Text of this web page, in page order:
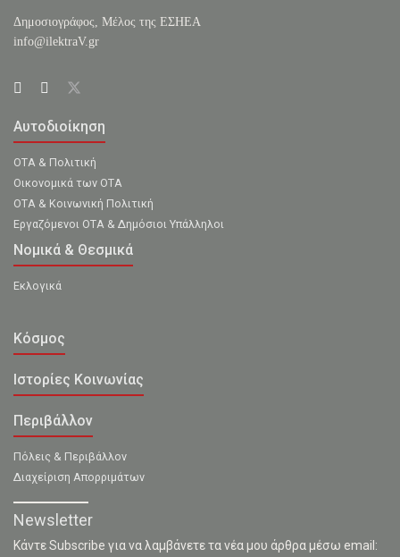
Δημοσιογράφος, Μέλος της ΕΣHΕΑ
info@ilektraV.gr
Αυτοδιοίκηση
ΟΤΑ & Πολιτική
Οικονομικά των ΟΤΑ
ΟΤΑ & Κοινωνική Πολιτική
Εργαζόμενοι ΟΤΑ & Δημόσιοι Υπάλληλοι
Νομικά & Θεσμικά
Εκλογικά
Κόσμος
Ιστορίες Κοινωνίας
Περιβάλλον
Πόλεις & Περιβάλλον
Διαχείριση Απορριμάτων
Newsletter
Κάντε Subscribe για να λαμβάνετε τα νέα μου άρθρα μέσω email: